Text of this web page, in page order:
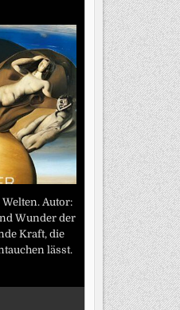
Autor:
Wunder der
Kraft, die
lässt.